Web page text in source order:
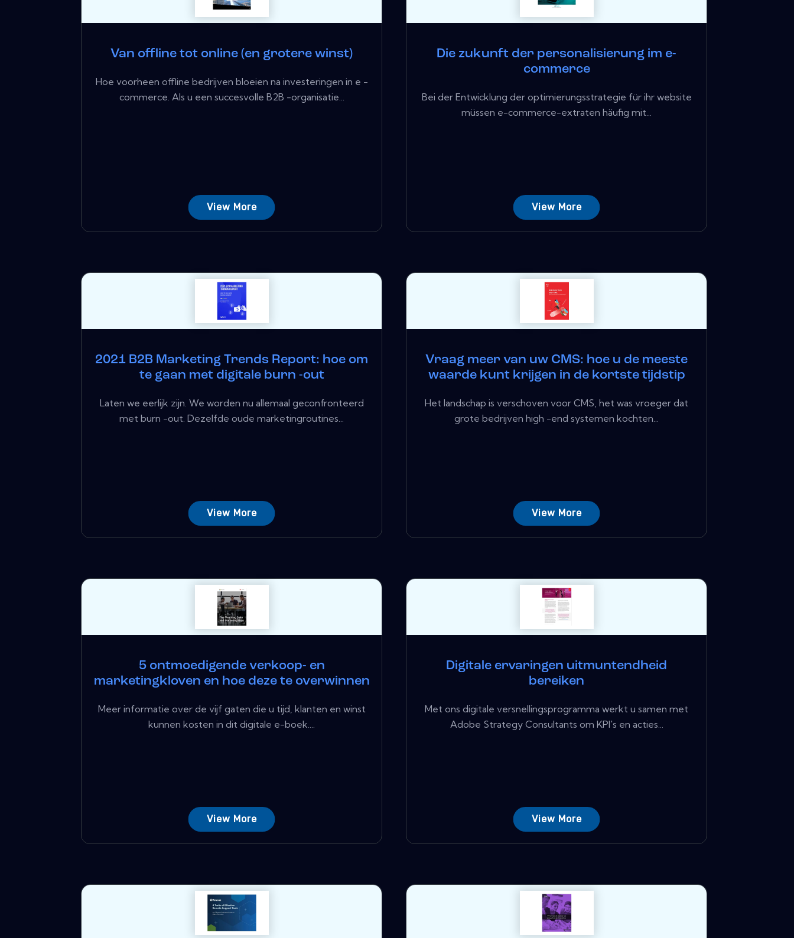
Van offline tot online (en grotere winst)
Hoe voorheen offline bedrijven bloeien na investeringen in e -
commerce. Als u een succesvolle B2B -organisatie...
View More
Die zukunft der personalisierung im e-
commerce
Bei der Entwicklung der optimierungsstrategie für ihr website
müssen e-commerce-extraten häufig mit...
View More
2021 B2B Marketing Trends Report: hoe om
te gaan met digitale burn -out
Laten we eerlijk zijn. We worden nu allemaal geconfronteerd
met burn -out. Dezelfde oude marketingroutines...
View More
Vraag meer van uw CMS: hoe u de meeste
waarde kunt krijgen in de kortste tijdstip
Het landschap is verschoven voor CMS, het was vroeger dat
grote bedrijven high -end systemen kochten...
View More
5 ontmoedigende verkoop- en
marketingkloven en hoe deze te overwinnen
Meer informatie over de vijf gaten die u tijd, klanten en winst
kunnen kosten in dit digitale e-boek....
View More
Digitale ervaringen uitmuntendheid
bereiken
Met ons digitale versnellingsprogramma werkt u samen met
Adobe Strategy Consultants om KPI's en acties...
View More